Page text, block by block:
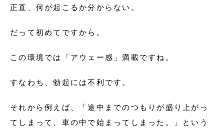
正直、何が起こるか分からない。
だって初めてですから。
この環境では「アウェー感」満載ですね。
すなわち、勃起には不利です。
それから例えば、「途中までのつもりが盛り上がっ
てしまって、車の中で始まってしまった。」という